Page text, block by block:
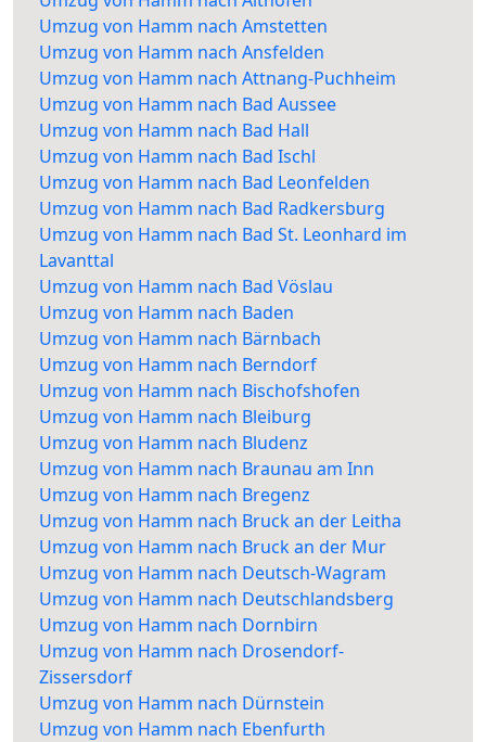
Umzug von Hamm nach Amstetten
Umzug von Hamm nach Ansfelden
Umzug von Hamm nach Attnang-Puchheim
Umzug von Hamm nach Bad Aussee
Umzug von Hamm nach Bad Hall
Umzug von Hamm nach Bad Ischl
Umzug von Hamm nach Bad Leonfelden
Umzug von Hamm nach Bad Radkersburg
Umzug von Hamm nach Bad St. Leonhard im
Lavanttal
Umzug von Hamm nach Bad Vöslau
Umzug von Hamm nach Baden
Umzug von Hamm nach Bärnbach
Umzug von Hamm nach Berndorf
Umzug von Hamm nach Bischofshofen
Umzug von Hamm nach Bleiburg
Umzug von Hamm nach Bludenz
Umzug von Hamm nach Braunau am Inn
Umzug von Hamm nach Bregenz
Umzug von Hamm nach Bruck an der Leitha
Umzug von Hamm nach Bruck an der Mur
Umzug von Hamm nach Deutsch-Wagram
Umzug von Hamm nach Deutschlandsberg
Umzug von Hamm nach Dornbirn
Umzug von Hamm nach Drosendorf-
Zissersdorf
Umzug von Hamm nach Dürnstein
Umzug von Hamm nach Ebenfurth